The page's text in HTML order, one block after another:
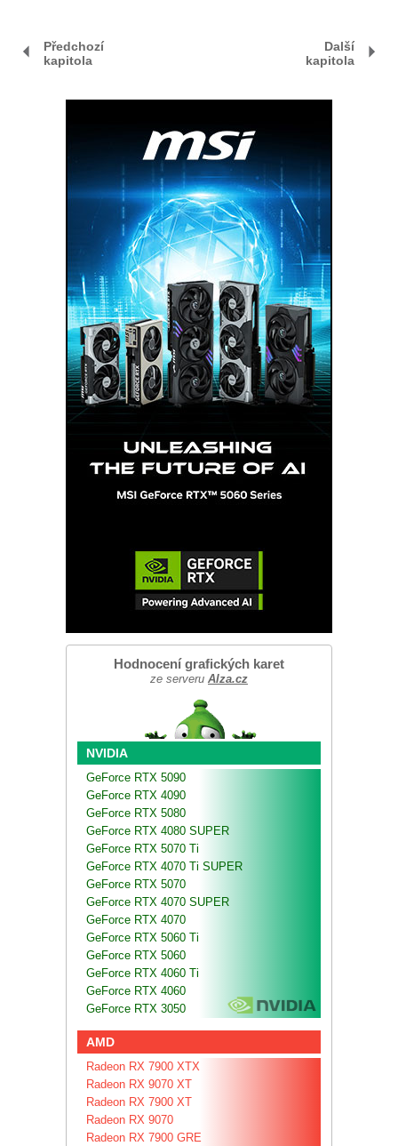
Předchozí
kapitola
Další
kapitola
Hodnocení grafických karet
ze serveru Alza.cz
NVIDIA
GeForce RTX 5090
GeForce RTX 4090
GeForce RTX 5080
GeForce RTX 4080 SUPER
GeForce RTX 5070 Ti
GeForce RTX 4070 Ti SUPER
GeForce RTX 5070
GeForce RTX 4070 SUPER
GeForce RTX 4070
GeForce RTX 5060 Ti
GeForce RTX 5060
GeForce RTX 4060 Ti
GeForce RTX 4060
GeForce RTX 3050
AMD
Radeon RX 7900 XTX
Radeon RX 9070 XT
Radeon RX 7900 XT
Radeon RX 9070
Radeon RX 7900 GRE